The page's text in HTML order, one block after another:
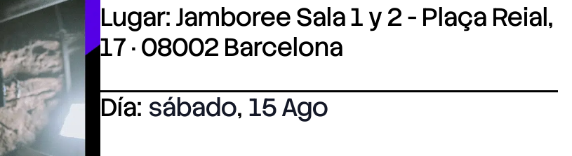
Lugar: Jamboree Sala 1 y 2 - Plaça Reial,
17 · 08002 Barcelona
Día: sábado, 15 Ago